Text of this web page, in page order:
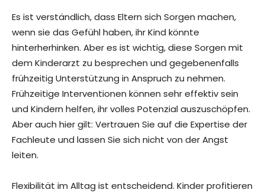
Es ist verständlich, dass Eltern sich Sorgen machen,
wenn sie das Gefühl haben, ihr Kind könnte
hinterherhinken. Aber es ist wichtig, diese Sorgen mit
dem Kinderarzt zu besprechen und gegebenenfalls
frühzeitig Unterstützung in Anspruch zu nehmen.
Frühzeitige Interventionen können sehr effektiv sein
und Kindern helfen, ihr volles Potenzial auszuschöpfen.
Aber auch hier gilt: Vertrauen Sie auf die Expertise der
Fachleute und lassen Sie sich nicht von der Angst
leiten.
Flexibilität im Alltag ist entscheidend. Kinder profitieren